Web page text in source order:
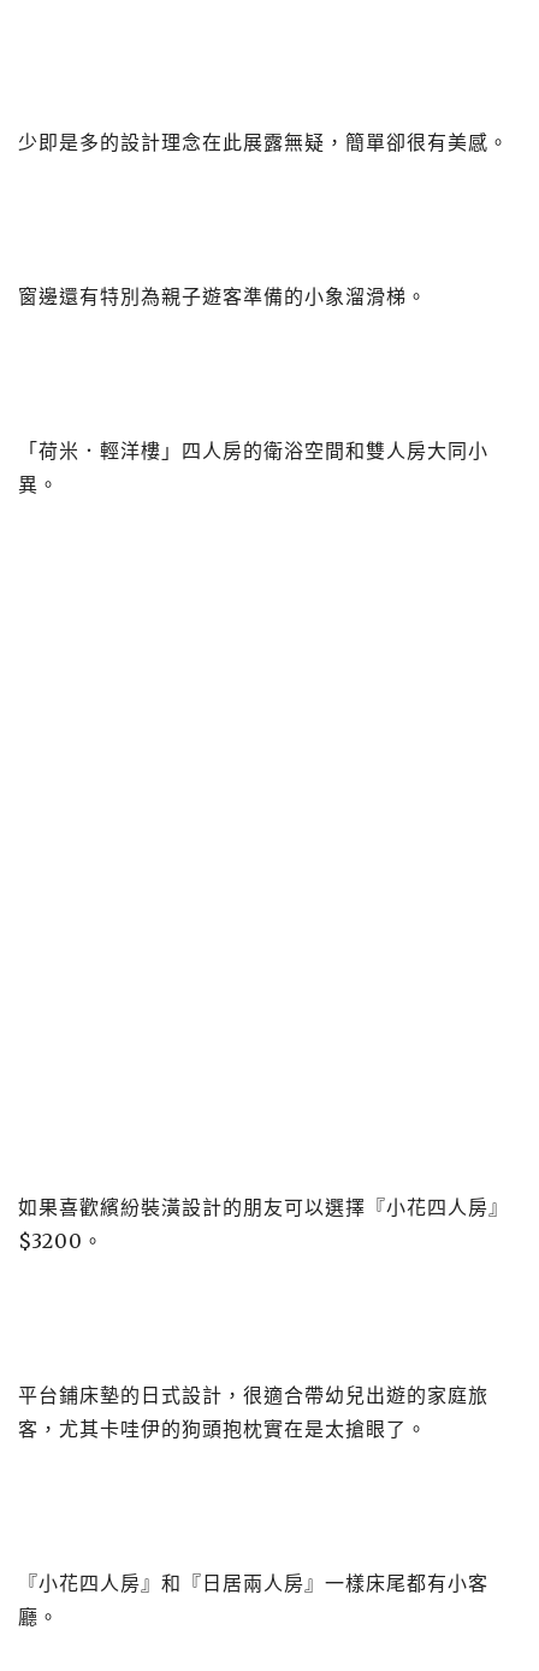
少即是多的設計理念在此展露無疑，簡單卻很有美感。
窗邊還有特別為親子遊客準備的小象溜滑梯。
「荷米．輕洋樓」四人房的衛浴空間和雙人房大同小
異。
如果喜歡繽紛裝潢設計的朋友可以選擇『小花四人房』
$3200。
平台鋪床墊的日式設計，很適合帶幼兒出遊的家庭旅
客，尤其卡哇伊的狗頭抱枕實在是太搶眼了。
『小花四人房』和『日居兩人房』一樣床尾都有小客
廳。